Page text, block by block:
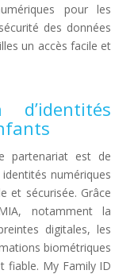
pour les
des données
un accès facile et
partenariat est de
numériques
et sécurisée. Grâce
notamment la
digitales, les
biométriques
fiable. My Family ID